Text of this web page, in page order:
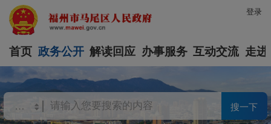
登录
首页 政务公开 解读回应 办事服务 互动交流 走进
搜一下